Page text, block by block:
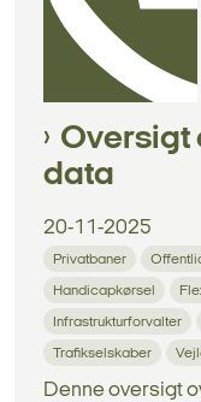
Oversigt
data
20-11-2025
Privatbaner
Handicapkørsel
Infrastrukturforvalter
Trafikselskaber
Denne oversigt